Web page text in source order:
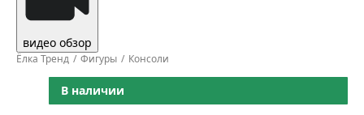
видео обзор
Ёлка Тренд Фигуры Консоли
В наличии